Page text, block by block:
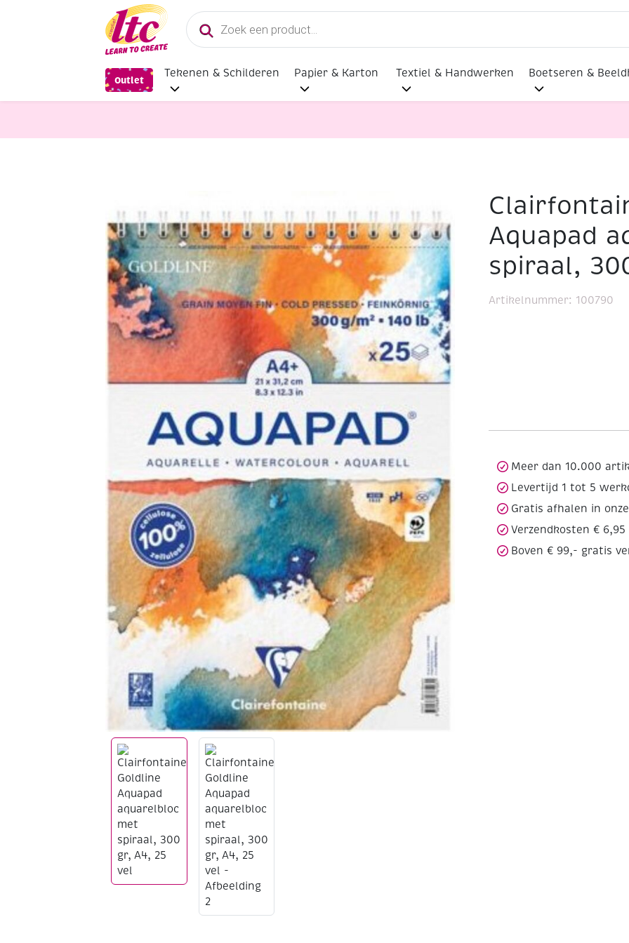
Producten
zoeken
Outlet
Tekenen & Schilderen Papier & Karton Textiel & Handwerken Boetseren &
Papier en Karton Clairfontaine Goldline Aquapad aquarelbloc met spiraal, 300 gr, A4, 25 vel
Aquapad
spiraal,
Artikelnummer: 100790
Meer dan 10.000
Levertijd 1 tot 5
Gratis afhalen in
Verzendkosten € 6,95
Boven € 99,- gratis